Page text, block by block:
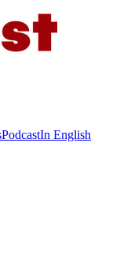
PodcastIn English